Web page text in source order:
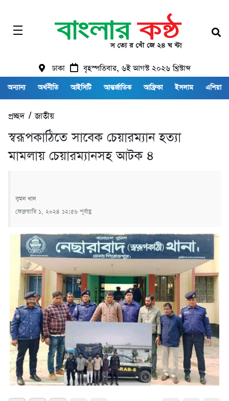
ঢাকা বৃহস্পতিবার, ৬ই আগস্ট ২০২৬ খ্রিস্টাব্দ
অন্যান্য অর্থনীতি আইসিটি আন্তর্জাতিক আফ্রিকা ইসলাম এশিয়া
প্রচ্ছদ/জাতীয়
স্বরূপকাঠিতে সাবেক চেয়ারম্যান হত্যা
মামলায় চেয়ারম্যানসহ আটক‌ ৪
সুমন খান
ফেব্রুয়ারি ১, ২০২৪ ১২:৫৬ পূর্বাহ্ণ